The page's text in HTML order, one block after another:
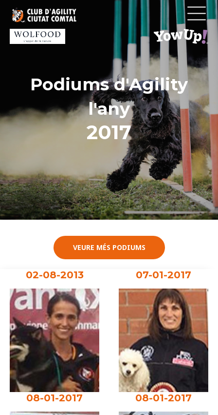
contingut
Podiums d'Agility
l'any
2017
VEURE MÉS PODIUMS
02-08-2013 07-01-2017
08-01-2017 08-01-2017